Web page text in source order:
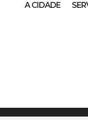
A CIDADE